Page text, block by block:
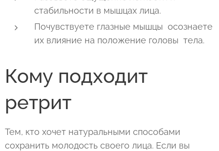
стабильности в мышцах лица.
Почувствуете глазные мышцы осознаете
их влияние на положение головы тела.
Кому подходит
ретрит
Тем, кто хочет натуральными способами
сохранить молодость своего лица. Если вы